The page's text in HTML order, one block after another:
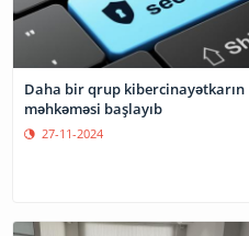
Daha bir qrup kibercinayətkarın
məhkəməsi başlayıb
27-11-2024